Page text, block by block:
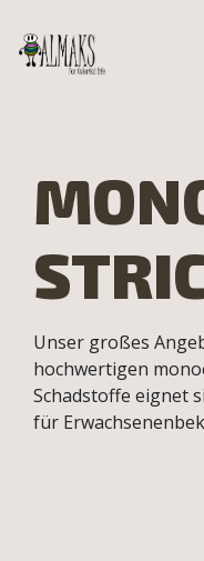
Unser großes
hochwertigen
Schadstoffe eignet
für